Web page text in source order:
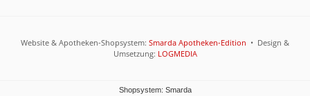
Website & Apotheken-Shopsystem: Smarda Apotheken-Edition • Design &
Umsetzung: LOGMEDIA
Shopsystem: Smarda